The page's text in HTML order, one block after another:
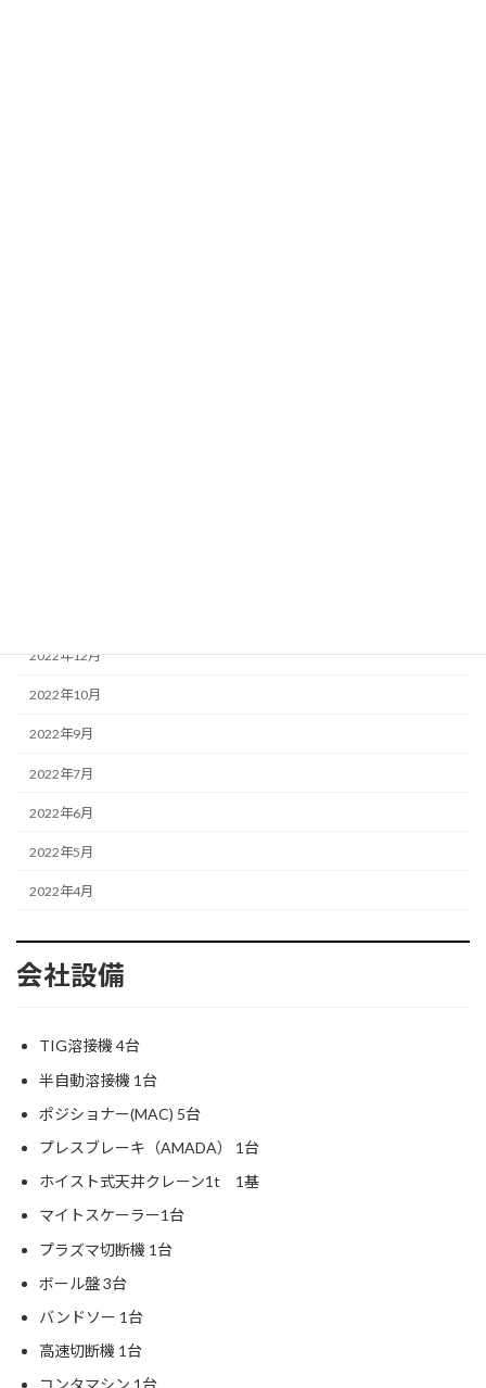
2022年12月
2022年10月
2022年9月
2022年7月
2022年6月
2022年5月
2022年4月
会社設備
TIG溶接機 4台
半自動溶接機 1台
ポジショナー(MAC) 5台
プレスブレーキ（AMADA） 1台
ホイスト式天井クレーン1t 1基
マイトスケーラー1台
プラズマ切断機 1台
ボール盤 3台
バンドソー 1台
高速切断機 1台